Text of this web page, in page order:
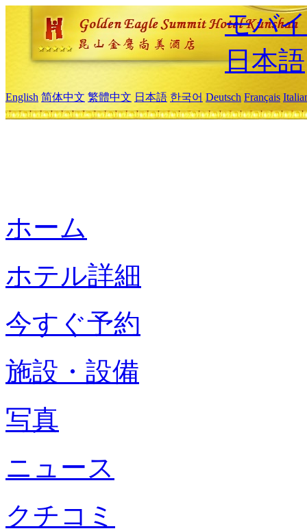
モバ
日本語
English 简体中文 繁體中文 日本語 한국어 Deutsch Français
ホーム
ホテル詳細
今すぐ予約
施設・設備
写真
ニュース
クチコミ